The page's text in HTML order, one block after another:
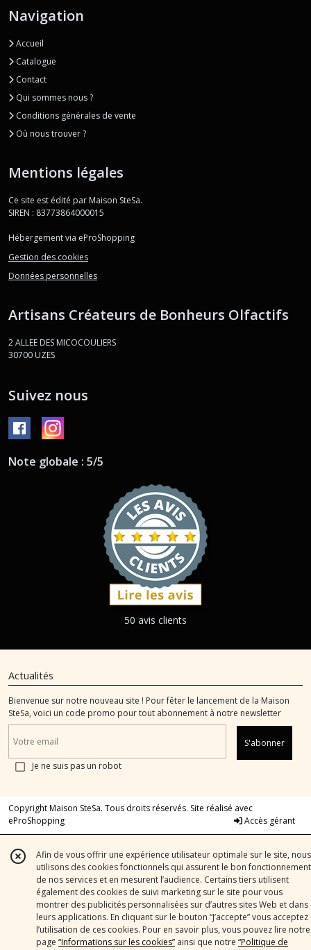
Navigation
Accueil
Catalogue
Contact
Qui sommes nous ?
Conditions générales de vente
Où nous trouver ?
Mentions légales
Ce site est édité par Maison SteSa.
SIREN : 83773864000015
Hébergement via eProShopping
Gestion des cookies
Données personnelles
Artisans Créateurs de Bonheurs Olfactifs
2 ALLEE DES MICOCOULIERS
30700 UZES
Suivez nous
Note globale : 5/5
50 avis clients
Actualités
Bienvenue sur notre nouveau site ! Pour fêter le lancement de la Maison
SteSa, voici un code promo pour tout abonnement à notre newsletter
S'abonner
Je ne suis pas un robot
Copyright Maison SteSa. Tous droits réservés. Site réalisé avec
eProShopping
Accès gérant
Afin de vous offrir une expérience utilisateur optimale sur le site, nous
utilisons des cookies fonctionnels qui assurent le bon fonctionnement
de nos services et en mesurent l’audience. Certains tiers utilisent
également des cookies de suivi marketing sur le site pour vous
montrer des publicités personnalisées sur d’autres sites Web et dans
leurs applications. En cliquant sur le bouton “J’accepte” vous acceptez
l’utilisation de ces cookies. Pour en savoir plus, vous pouvez lire notre
page “Informations sur les cookies” ainsi que notre “Politique de